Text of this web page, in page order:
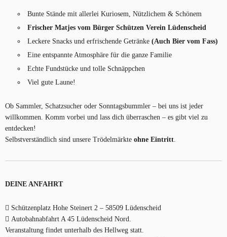
Bunte Stände mit allerlei Kuriosem, Nützlichem & Schönem
Frischer Matjes vom Bürger Schützen Verein Lüdenscheid
Leckere Snacks und erfrischende Getränke (Auch Bier vom Fass)
Eine entspannte Atmosphäre für die ganze Familie
Echte Fundstücke und tolle Schnäppchen
Viel gute Laune!
Ob Sammler, Schatzsucher oder Sonntagsbummler – bei uns ist jeder
willkommen. Komm vorbei und lass dich überraschen – es gibt viel zu
entdecken!
Selbstverständlich sind unsere Trödelmärkte ohne Eintritt.
DEINE ANFAHRT
Schützenplatz Hohe Steinert 2 – 58509 Lüdenscheid
Autobahnabfahrt A 45 Lüdenscheid Nord.
Veranstaltung findet unterhalb des Hellweg statt.